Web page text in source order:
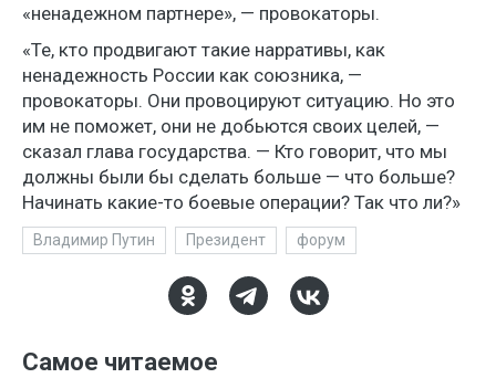
«ненадежном партнере», — провокаторы.
«Те, кто продвигают такие нарративы, как
ненадежность России как союзника, —
провокаторы. Они провоцируют ситуацию. Но это
им не поможет, они не добьются своих целей, —
сказал глава государства. — Кто говорит, что мы
должны были бы сделать больше — что больше?
Начинать какие-то боевые операции? Так что ли?»
Владимир Путин Президент форум
Самое читаемое